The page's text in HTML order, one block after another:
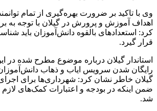
وی با تاکید بر ضرورت بهره‌گیری از تمام
اهداف آموزش و پرورش در گیلان با توجه به
کرد: استعدادهای بالقوه دانش‌آموزان باید
قرار گیرد.
استاندار گیلان درباره موضوع مطرح شده در
رایگان شدن سرویس ایاب و ذهاب
گیلان خاطر نشان کرد: شهرداری‌ها برای اجرای
ضمن اینکه در بودجه و اعتبارات کمک‌های
شد.